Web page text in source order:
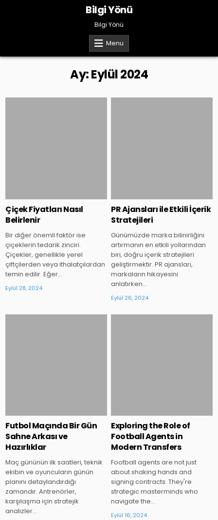
Bilgi Yönü
Bilgi Yönü
Menu
Ay:Eylül 2024
Çiçek Fiyatları Nasıl
Belirlenir
Bir diğer önemli faktör ise
çiçeklerin tedarik zinciri.
Çiçekler, genellikle yerel
çiftçilerden veya ithalatçılardan
temin edilir. Eğer…
Eylül 28, 2024
PR Ajansları ile Etkili İçerik
Stratejileri
Günümüzde marka bilinirliğini
artırmanın en etkili yollarından
biri, doğru içerik stratejileri
geliştirmektir. PR ajansları,
markaların hikayesini
anlatırken…
Eylül 26, 2024
Futbol Maçında Bir Gün
Sahne Arkası ve
Hazırlıklar
Maç gününün ilk saatleri, teknik
ekibin ve oyuncuların günün
planını detaylandırdığı
zamandır. Antrenörler,
karşılaşma için stratejik
analizler…
Exploring the Role of
Football Agents in
Modern Transfers
Football agents are not just
about shaking hands and
signing contracts. They're
strategic masterminds who
navigate the…
Eylül 16, 2024